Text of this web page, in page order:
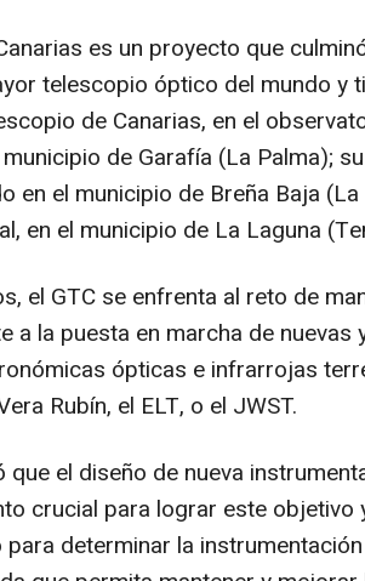
es un proyecto que
telescopio óptico del mundo y
de Canarias, en el
de Garafía (La Palma);
en el municipio de Breña Baja
en el municipio de La Laguna
el GTC se enfrenta al reto de
a la puesta en marcha de nuevas
ópticas e infrarrojas
Rubín, el ELT, o el JWST.
que el diseño de nueva
crucial para lograr este objetivo
determinar la